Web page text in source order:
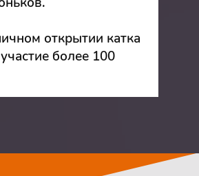
открытии катка
более 100